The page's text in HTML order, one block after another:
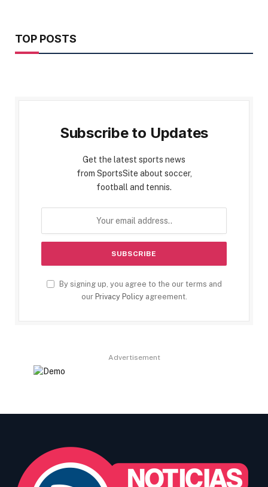
TOP POSTS
Subscribe to Updates
Get the latest sports news
from SportsSite about soccer,
football and tennis.
By signing up, you agree to the our terms and
our Privacy Policyagreement.
Advertisement